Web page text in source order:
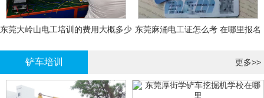
东莞大岭山电工培训的费用大概多少 东莞麻涌电工证怎么考 在哪里报名
铲车培训 更多>>